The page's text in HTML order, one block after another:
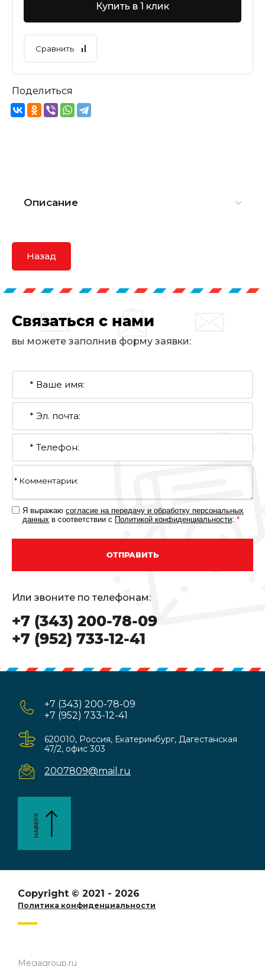
Купить в 1 клик
Сравнить
Поделиться
Описание
Назад
Связаться с нами
вы можете заполнив форму заявки:
Я выражаю согласие на передачу и обработку персональных
данных в соответствии с Политикой конфиденциальности: *
ОТПРАВИТЬ
Или звоните по телефонам:
+7 (343) 200-78-09
+7 (952) 733-12-41
+7 (343) 200-78-09
+7 (952) 733-12-41
620010, Россия, Екатеринбург, Дагестанская
47/2, офис 303
2007809@mail.ru
Copyright © 2021 - 2026
Политика конфиденциальности
Megagroup.ru